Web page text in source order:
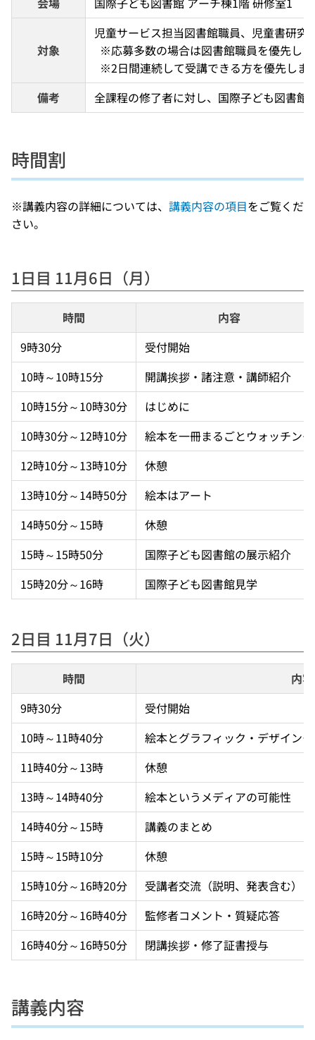
対象
児童サービス担当図書館職員、児童書研
※応募多数の場合は図書館職員を優先し
※2日間連続して受講できる方を優先しま
備考
全課程の修了者に対し、国際子ども図書館
時間割
※講義内容の詳細については、 講義内容の項目をご覧くだ
さい。
1日目 11月6日（月）
時間
内容
9時30分
受付開始
10時～10時15分
開講挨拶・諸注意・講師紹介
10時15分～10時30分
はじめに
10時30分～12時10分
絵本を一冊まるごとウォッチング
12時10分～13時10分
休憩
13時10分～14時50分
絵本はアート
14時50分～15時
休憩
15時～15時50分
国際子ども図書館の展示紹介
15時20分～16時
国際子ども図書館見学
2日目 11月7日（火）
時間
内容
9時30分
受付開始
10時～11時40分
絵本とグラフィック・デザイン
11時40分～13時
休憩
13時～14時40分
絵本というメディアの可能性
14時40分～15時
講義のまとめ
15時～15時10分
休憩
15時10分～16時20分
受講者交流（説明、発表含む）
16時20分～16時40分
監修者コメント・質疑応答
16時40分～16時50分
閉講挨拶・修了証書授与
講義内容